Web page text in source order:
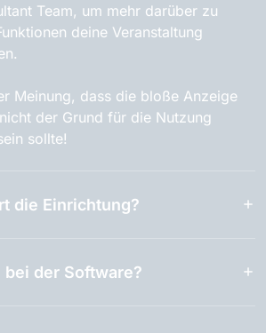
Team, um mehr darüber zu
deine Veranstaltung
Meinung, dass die bloße Anzeige
der Grund für die Nutzung
sollte!
die Einrichtung?
der Software?